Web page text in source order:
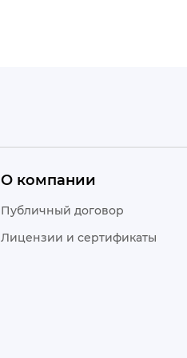
О компании
Публичный договор
Лицензии и сертификаты